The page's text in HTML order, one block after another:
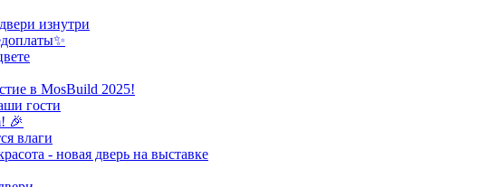
изнутри
в MosBuild 2025!
гости
🎉
влаги
- новая дверь на выставке